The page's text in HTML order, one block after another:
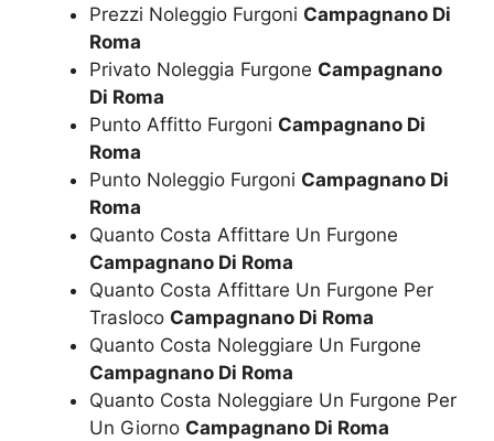
Prezzi Noleggio Furgoni Campagnano Di
Roma
Privato Noleggia Furgone Campagnano
Di Roma
Punto Affitto Furgoni Campagnano Di
Roma
Punto Noleggio Furgoni Campagnano Di
Roma
Quanto Costa Affittare Un Furgone
Campagnano Di Roma
Quanto Costa Affittare Un Furgone Per
Trasloco Campagnano Di Roma
Quanto Costa Noleggiare Un Furgone
Campagnano Di Roma
Quanto Costa Noleggiare Un Furgone Per
Un Giorno Campagnano Di Roma